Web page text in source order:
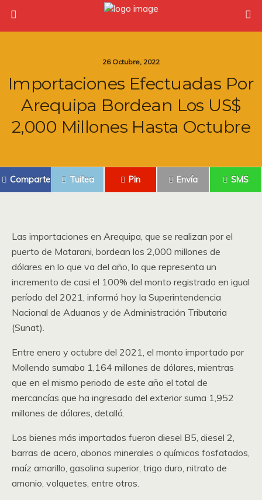
26 Octubre, 2022
Importaciones Efectuadas Por
Arequipa Bordean Los US$
2,000 Millones Hasta Octubre
Comparte Tuitea Pin Envía SMS
Las importaciones en Arequipa, que se realizan por el
puerto de Matarani, bordean los 2,000 millones de
dólares en lo que va del año, lo que representa un
incremento de casi el 100% del monto registrado en igual
período del 2021, informó hoy la Superintendencia
Nacional de Aduanas y de Administración Tributaria
(Sunat).
Entre enero y octubre del 2021, el monto importado por
Mollendo sumaba 1,164 millones de dólares, mientras
que en el mismo periodo de este año el total de
mercancías que ha ingresado del exterior suma 1,952
millones de dólares, detalló.
Los bienes más importados fueron diesel B5, diesel 2,
barras de acero, abonos minerales o químicos fosfatados,
maíz amarillo, gasolina superior, trigo duro, nitrato de
amonio, volquetes, entre otros.